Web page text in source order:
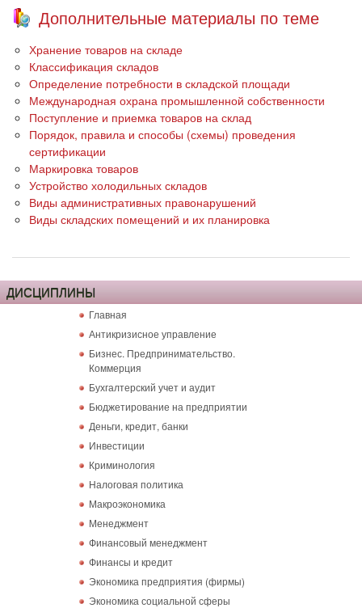
Дополнительные материалы по теме
Хранение товаров на складе
Классификация складов
Определение потребности в складской площади
Международная охрана промышленной собственности
Поступление и приемка товаров на склад
Порядок, правила и способы (схемы) проведения
сертификации
Маркировка товаров
Устройство холодильных складов
Виды административных правонарушений
Виды складских помещений и их планировка
ДИСЦИПЛИНЫ
Главная
Антикризисное управление
Бизнес. Предпринимательство.
Коммерция
Бухгалтерский учет и аудит
Бюджетирование на предприятии
Деньги, кредит, банки
Инвестиции
Криминология
Налоговая политика
Макроэкономика
Менеджмент
Финансовый менеджмент
Финансы и кредит
Экономика предприятия (фирмы)
Экономика социальной сферы